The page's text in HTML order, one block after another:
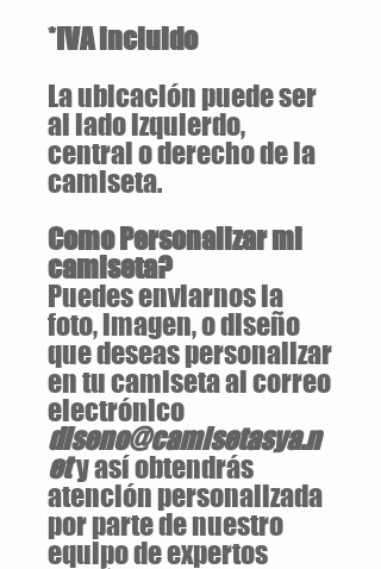
*IVA incluido
La ubicación puede ser
al lado izquierdo,
central o derecho de la
camiseta.
Como Personalizar mi
camiseta?
Puedes enviarnos la
foto, imagen, o diseño
que deseas personalizar
en tu camiseta al correo
electrónico
diseno@camisetasya.n
ety así obtendrás
atención personalizada
por parte de nuestro
equipo de expertos